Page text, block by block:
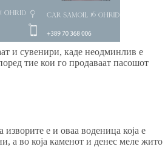
и сувенири, каде неодминлив е
тие кои го продаваат пасошот
е и оваа воденица која е
а во која каменот и денес меле жито